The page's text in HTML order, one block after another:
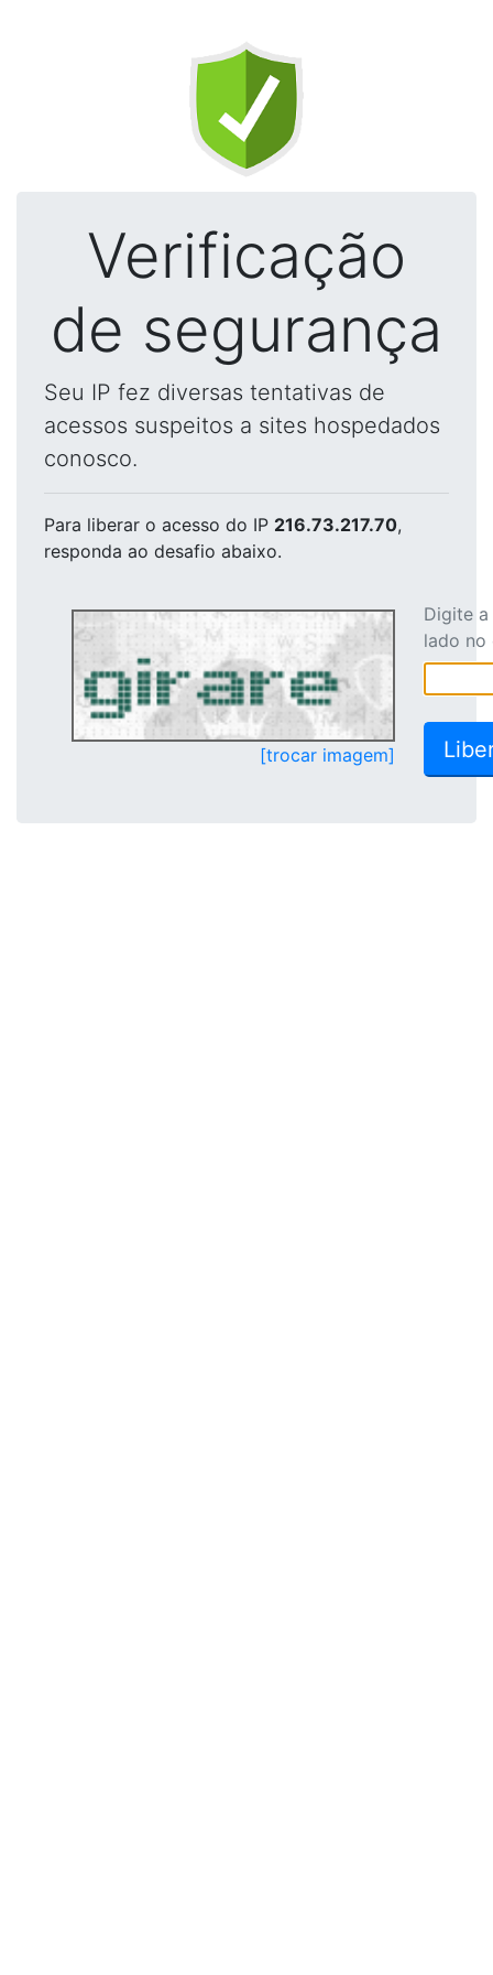
Verificação
de segurança
Seu IP fez diversas tentativas de
acessos suspeitos a sites hospedados
conosco.
Para liberar o acesso do IP 216.73.217.70,
responda ao desafio abaixo.
[trocar imagem]
Digite
lado no